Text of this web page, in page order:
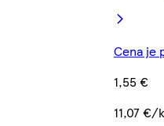
Cena je
1,55 €
11,07 €/